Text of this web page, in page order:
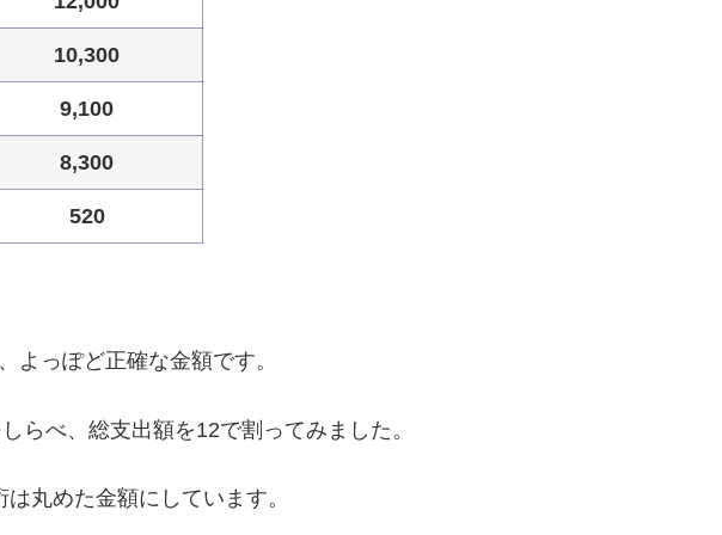
10,300
9,100
8,300
520
よっぽど正確な金額です。
らべ、総支出額を12で割ってみました。
丸めた金額にしています。